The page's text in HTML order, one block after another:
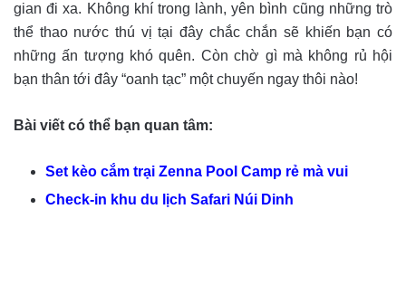
gian đi xa. Không khí trong lành, yên bình cũng những trò
thể thao nước thú vị tại đây chắc chắn sẽ khiến bạn có
những ấn tượng khó quên. Còn chờ gì mà không rủ hội
bạn thân tới đây “oanh tạc” một chuyến ngay thôi nào!
Bài viết có thể bạn quan tâm:
Set kèo cắm trại Zenna Pool Camp rẻ mà vui
Check-in khu du lịch Safari Núi Dinh